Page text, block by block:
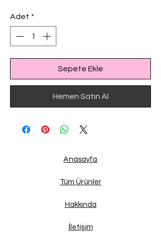
Adet *
Sepete Ekle
Hemen Satın Al
Anasayfa
Tüm Ürünler
Hakkında
İletişim